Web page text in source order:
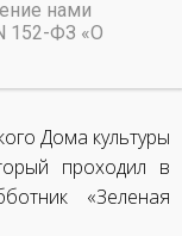
Дома культуры
проходил в
«Зеленая
нами
152-ФЗ «О